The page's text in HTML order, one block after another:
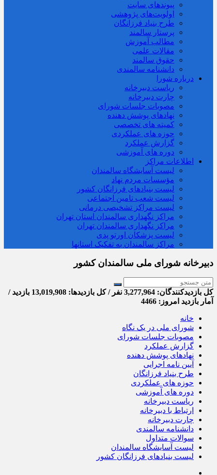
پیوندهای سایت
اولویت‌های پژوهشی
طرح بنیاد فرزانگان
پرستار سالمند
مطالب آموزش
مقالات علمی
حقوق سالمند
دانشنامه سالمندی
درباره شورا
ریاست دبیرخانه
چارت دبیرخانه
مصوبات جلسات شورای
نهادهای پوشش دهنده
کمیته های تخصصی
حوزه های عملکردی
گزارش عملکرد
دوره های آموزشی
اطلاعات مراکز
لیست آسایشگاه سالمندان
مؤسسات مردم نهاد
لیست بنیادهای فرزانگان کشور
لیست شعب تامین اجتماعی
لیست مراکز تشخیصی درمانی
مراکز نگهداری سالمندان استان تهران
مراکز نگهداری سالمندان تهران
لیست پزشکان اورتو پدی
مراکز سالمندان به تفکیک استانها
دبیرخانه شورای ملی سالمندان کشور
کل بازدیدکنند‌گان: 3,277,964 نفر / کل بازدیدها: 13,019,908 بازدید /
آمار بازدید امروز: 4466
خانه
شورای ملی در یک نگاه
مصوبات جلسات شورای
گزارش عملکرد
نهادهای پوشش دهنده
آیین نامه اجرایی
طرح بنیاد فرزانگان
حوزه های عملکردی
دوره های آموزشی
ریاست دبیرخانه
ارتباط با دبیرخانه
چارت دبیرخانه
دانشنامه سالمندی
سوالات متداول
لیست آسایشگاه سالمندان
لیست بنیادهای فرزانگان کشور